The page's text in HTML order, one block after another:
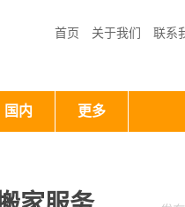
首页 关于我们 联系
国内 更多